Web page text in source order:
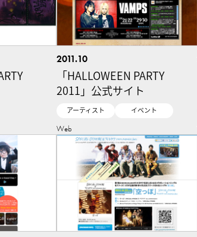
2011.10
「HALLOWEEN PARTY
2011」公式サイト
アーティスト イベント
Web